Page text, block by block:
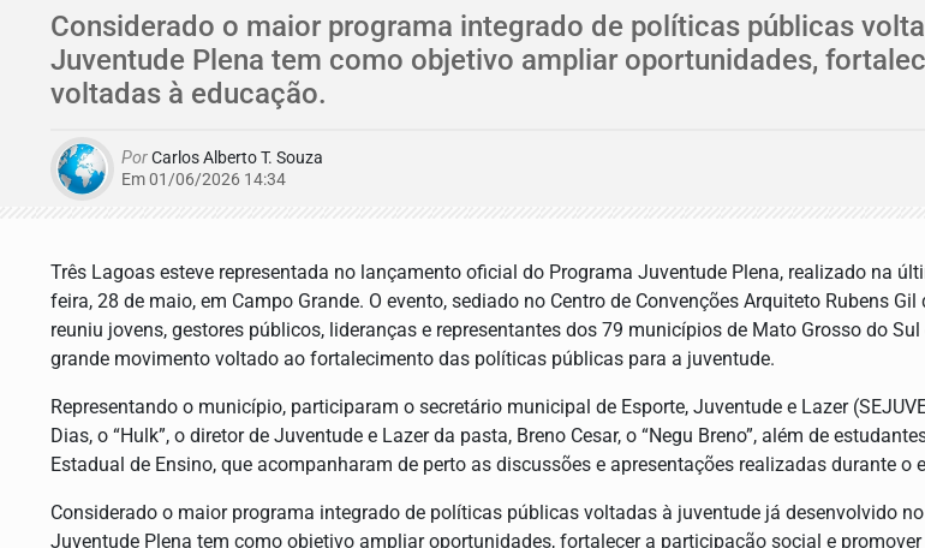
Considerado o maior programa integrado de políticas públicas
Juventude Plena tem como objetivo ampliar oportunidades,
voltadas à educação.
PorCarlos Alberto T. Souza
Em 01/06/2026 14:34
Três Lagoas esteve representada no lançamento oficial do Programa Juventude Plena, realizado na
feira, 28 de maio, em Campo Grande. O evento, sediado no Centro de Convenções Arquiteto Rubens Gil
reuniu jovens, gestores públicos, lideranças e representantes dos 79 municípios de Mato Grosso do Sul
grande movimento voltado ao fortalecimento das políticas públicas para a juventude.
Representando o município, participaram o secretário municipal de Esporte, Juventude e Lazer
Dias, o “Hulk”, o diretor de Juventude e Lazer da pasta, Breno Cesar, o “Negu Breno”, além de
Estadual de Ensino, que acompanharam de perto as discussões e apresentações realizadas durante o
Considerado o maior programa integrado de políticas públicas voltadas à juventude já desenvolvido
Juventude Plena tem como objetivo ampliar oportunidades, fortalecer a participação social e